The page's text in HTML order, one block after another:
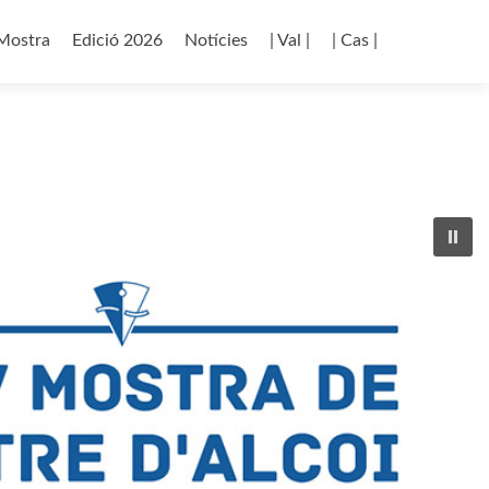
Edició 2026 Notícies | Val | | Cas |